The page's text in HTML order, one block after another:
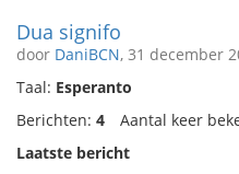
Dua signifo
door DaniBCN, 31 december
Taal: Esperanto
Berichten: 4 Aantal keer
Laatste bericht